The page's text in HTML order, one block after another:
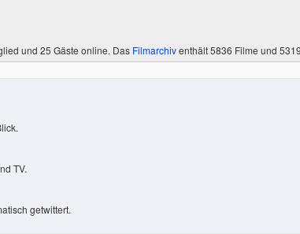
und 25 Gäste online. Das Filmarchiventhält 5836 Filme und
TV.
getwittert.